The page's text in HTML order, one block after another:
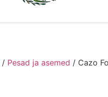
/ Pesad ja asemed / Cazo